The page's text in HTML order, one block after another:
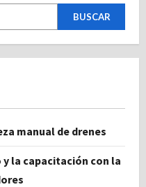
BUSCAR
manual de drenes
la capacitación con la